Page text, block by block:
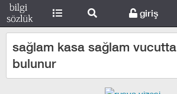
giriş
sağlam kasa sağlam vucutta
bulunur